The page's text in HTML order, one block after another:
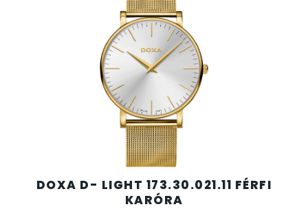
DOXA D- LIGHT 173.30.021.11 FÉRFI
KARÓRA